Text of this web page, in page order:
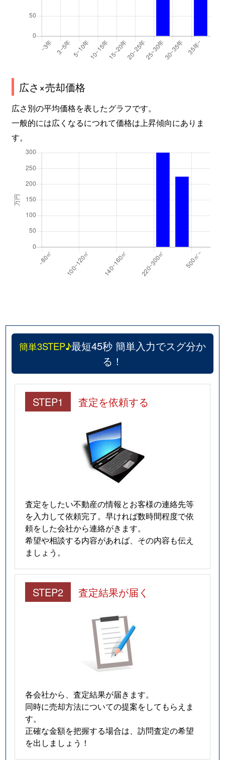
広さ×売却価格
広さ別の平均価格を表したグラフです。
一般的には広くなるにつれて価格は上昇傾向にありま
す。
簡単3STEP♪最短45秒 簡単入力でスグ分か
る！
STEP1 査定を依頼する
査定をしたい不動産の情報とお客様の連絡先等
を入力して依頼完了。早ければ数時間程度で依
頼をした会社から連絡がきます。
希望や相談する内容があれば、その内容も伝え
ましょう。
STEP2 査定結果が届く
各会社から、査定結果が届きます。
同時に売却方法についての提案をしてもらえま
す。
正確な金額を把握する場合は、訪問査定の希望
を出しましょう！